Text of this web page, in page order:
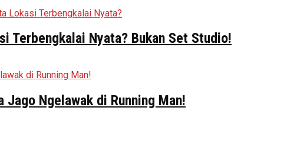
Terbengkalai Nyata? Bukan Set Studio!
Jago Ngelawak di Running Man!